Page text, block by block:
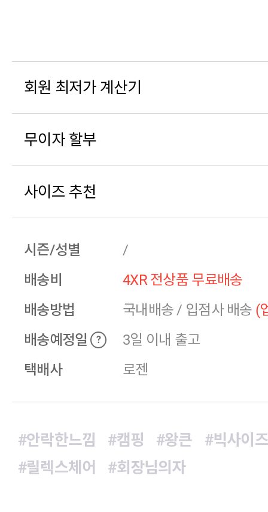
회원 최저가 계산기
무이자 할부
사이즈 추천
시즌/성별
/
배송비
4XR 전상품 무료배송
배송방법
국내배송 / 입점사 배송 (
배송예정일
?
3일 이내 출고
택배사
로젠
#안락한느낌 #캠핑 #왕큰
#빅사이즈
#릴렉스체어
#회장님의자